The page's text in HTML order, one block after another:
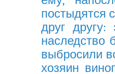
постыдятся
друг
наследство
выбросили
хозяин